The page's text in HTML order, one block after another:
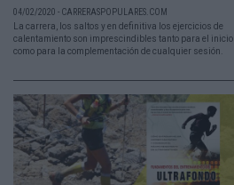
04/02/2020 - CARRERASPOPULARES.COM
La carrera, los saltos y en definitiva los ejercicios de
calentamiento son imprescindibles tanto para el inicio
como para la complementación de cualquier sesión.